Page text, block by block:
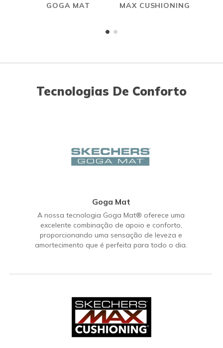
GOGA MAT
MAX CUSHIONING
Tecnologias De Conforto
Goga Mat
A nossa tecnologia Goga Mat® oferece uma
excelente combinação de apoio e conforto,
proporcionando uma sensação de leveza e
amortecimento que é perfeita para todo o dia.